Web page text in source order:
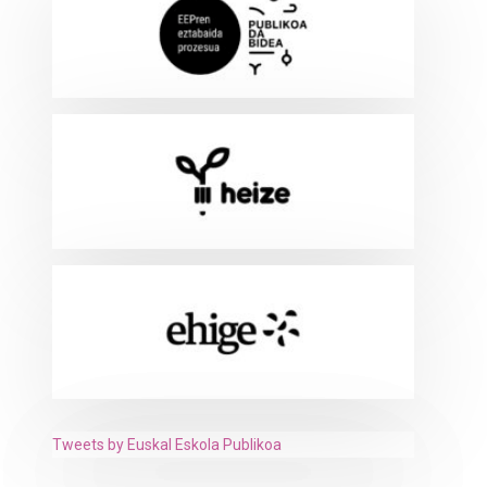
Tweets by Euskal Eskola Publikoa